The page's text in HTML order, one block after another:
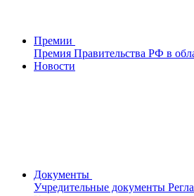
Премии
Премия Правительства РФ в
Новости
Документы
Учредительные документы